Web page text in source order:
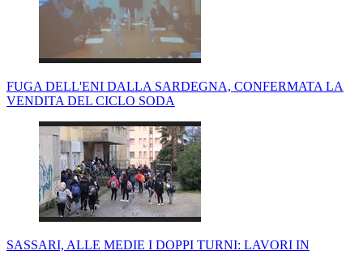
FUGA DELL'ENI DALLA SARDEGNA, CONFERMATA LA
VENDITA DEL CICLO SODA
SASSARI, ALLE MEDIE I DOPPI TURNI: LAVORI IN